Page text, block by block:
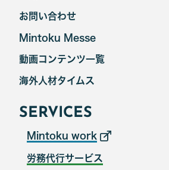
お問い合わせ
Mintoku Messe
海外人材タイムス
動画コンテンツ一覧
SERVICES
Mintoku work
労務代行サービス